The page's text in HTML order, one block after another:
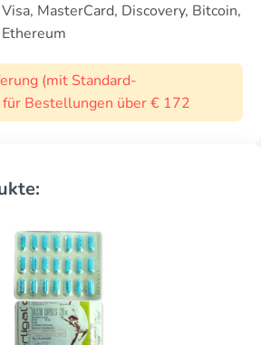
Visa, MasterCard, Discovery, Bitcoin,
Ethereum
(mit Standard-
Bestellungen über € 172